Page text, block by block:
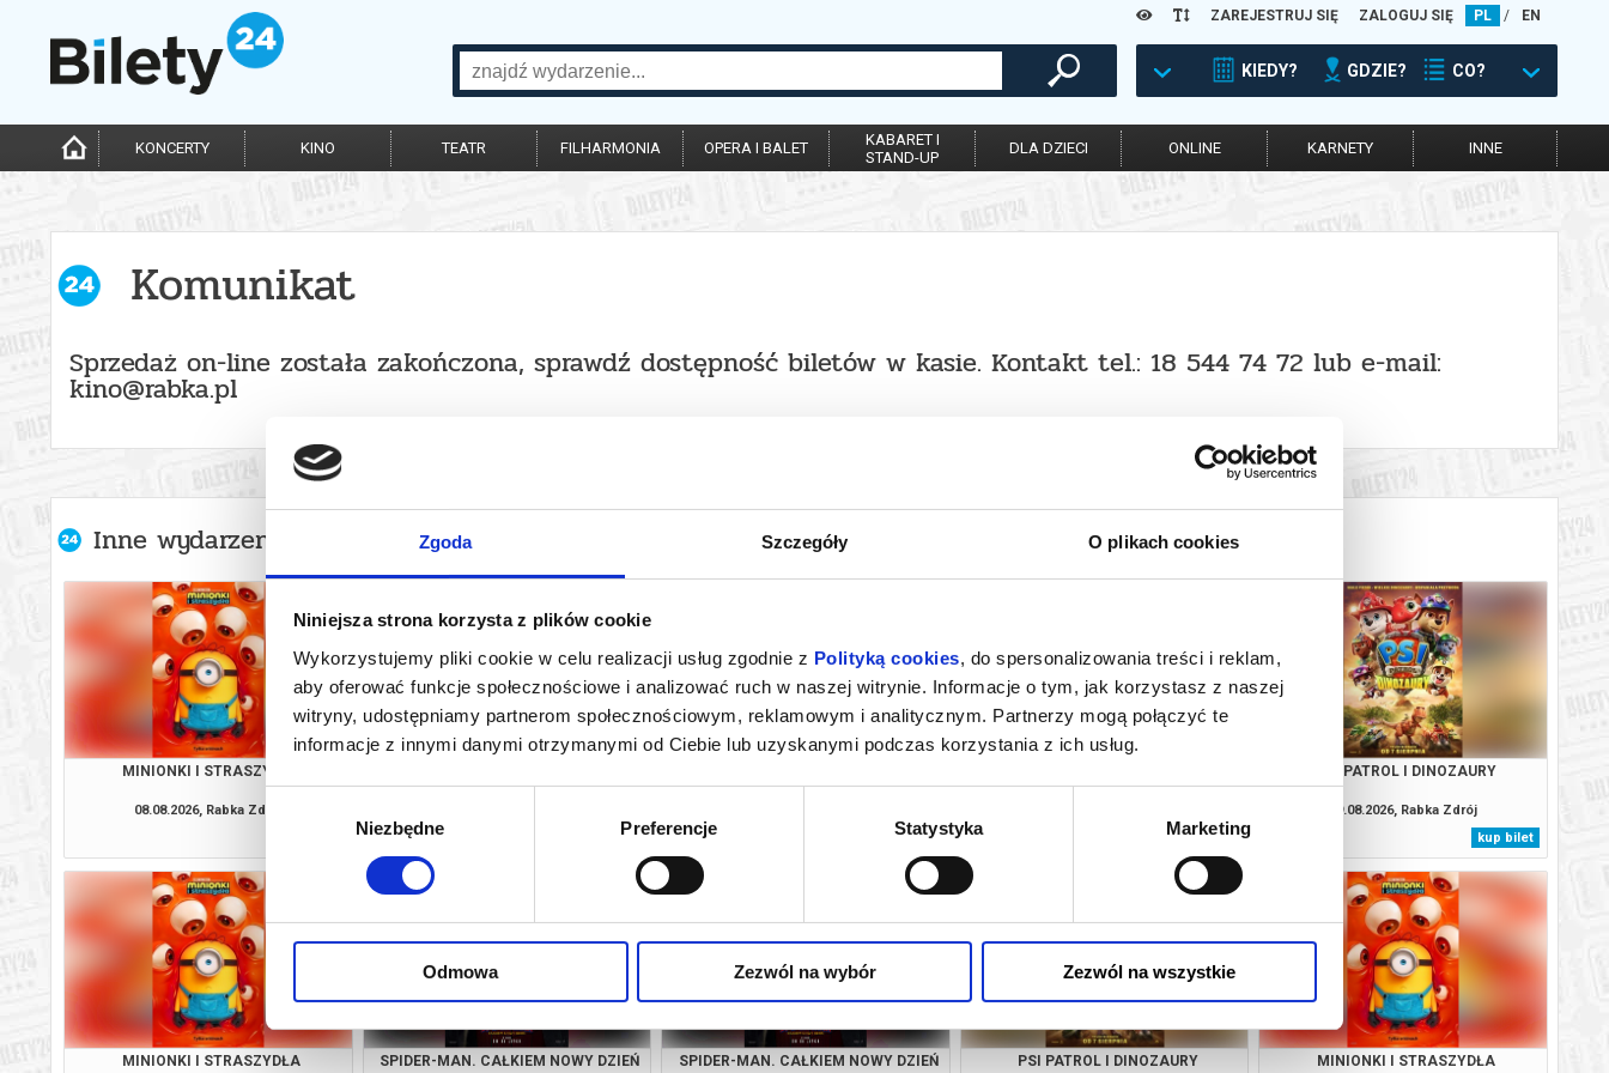
Zgoda Szczegóły O plikach cookies
Niniejsza strona korzysta z plików cookie
Wykorzystujemy pliki cookie w celu realizacji usług zgodnie z Polityką cookies, do spersonalizowania treści i reklam,
aby oferować funkcje społecznościowe i analizować ruch w naszej witrynie. Informacje o tym, jak korzystasz z naszej
witryny, udostępniamy partnerom społecznościowym, reklamowym i analitycznym. Partnerzy mogą połączyć te
informacje z innymi danymi otrzymanymi od Ciebie lub uzyskanymi podczas korzystania z ich usług.
Niezbędne Preferencje Statystyka Marketing
Odmowa Zezwól na wybór Zezwól na wszystkie
ZAREJESTRUJ SIĘ ZALOGUJ SIĘ PL / EN
KIEDY? GDZIE? CO?
KONCERTY KINO TEATR FILHARMONIA OPERA I BALET
KABARET I
STAND-UP
DLA DZIECI ONLINE KARNETY INNE
Komunikat
Sprzedaż on-line została zakończona, sprawdź dostępność biletów w kasie. Kontakt tel.: 18 544 74 72 lub e-mail:
kino@rabka.pl
Inne wydarzenia organizatora
MINIONKI I STRASZYDŁA
08.08.2026, Rabka Zdrój
kup bilet
2D DUBBING
kup bilet
2D NAPISY
kup bilet
PSI PATROL I DINOZAURY
09.08.2026, Rabka Zdrój
kup bilet
MINIONKI I STRASZYDŁA
SPIDER-MAN. CAŁKIEM NOWY DZIEŃ
SPIDER-MAN. CAŁKIEM NOWY DZIEŃ
PSI PATROL I DINOZAURY MINIONKI I STRASZYDŁA